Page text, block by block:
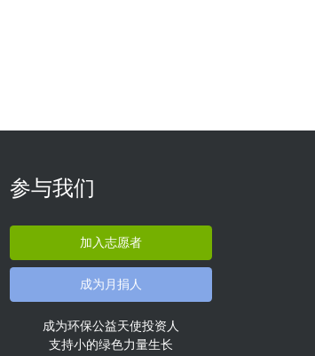
参与我们
加入志愿者
成为月捐人
成为环保公益天使投资人
支持小的绿色力量生长